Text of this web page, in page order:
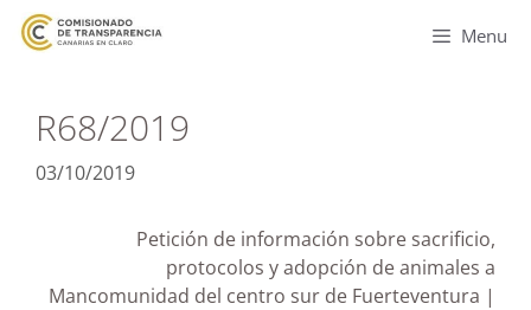
Menu
R68/2019
03/10/2019
Petición de información sobre sacrificio,
protocolos y adopción de animales a
Mancomunidad del centro sur de Fuerteventura |